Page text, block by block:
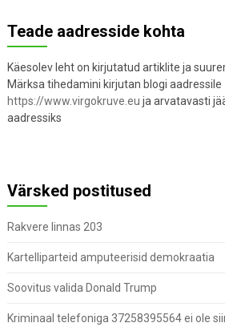
Teade aadresside kohta
Käesolev leht on kirjutatud artiklite ja
Märksa tihedamini kirjutan blogi aadressile
https://www.virgokruve.eu ja arvatavasti
aadressiks
Värsked postitused
Rakvere linnas 203
Kartelliparteid amputeerisid demokraatia
Soovitus valida Donald Trump
Kriminaal telefoniga 37258395564 ei ole